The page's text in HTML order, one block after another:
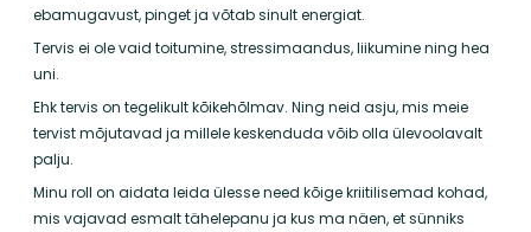
ebamugavust, pinget ja võtab sinult energiat.
Tervis ei ole vaid toitumine, stressimaandus, liikumine ning hea
uni.
Ehk tervis on tegelikult kõikehõlmav. Ning neid asju, mis meie
tervist mõjutavad ja millele keskenduda võib olla ülevoolavalt
palju.
Minu roll on aidata leida ülesse need kõige kriitilisemad kohad,
mis vajavad esmalt tähelepanu ja kus ma näen, et sünniks